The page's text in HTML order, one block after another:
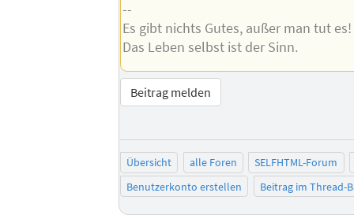
--
Es gibt nichts Gutes, außer man tut es!
Das Leben selbst ist der Sinn.
Beitrag melden
Übersicht alle Foren
SELFHTML-Forum
Benutzerkonto erstellen
Beitrag im Thread-